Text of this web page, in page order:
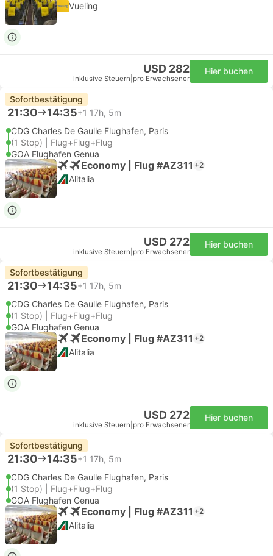
Vueling
USD 282
inklusive Steuern pro Erwachsener
Hier buchen
Sofortbestätigung
21:30 14:35+1 17h, 5m
CDG Charles De Gaulle Flughafen, Paris
(1 Stop) | Flug+Flug+Flug
GOA Flughafen Genua
Economy | Flug #AZ311 +2
Alitalia
USD 272
inklusive Steuern pro Erwachsener
Hier buchen
Sofortbestätigung
21:30 14:35+1 17h, 5m
CDG Charles De Gaulle Flughafen, Paris
(1 Stop) | Flug+Flug+Flug
GOA Flughafen Genua
Economy | Flug #AZ311 +2
Alitalia
USD 272
inklusive Steuern pro Erwachsener
Hier buchen
Sofortbestätigung
21:30 14:35+1 17h, 5m
CDG Charles De Gaulle Flughafen, Paris
(1 Stop) | Flug+Flug+Flug
GOA Flughafen Genua
Economy | Flug #AZ311 +2
Alitalia